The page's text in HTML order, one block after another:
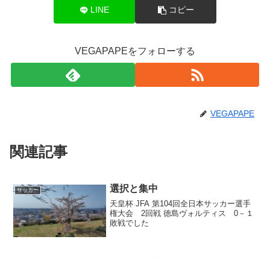
LINE コピー
VEGAPAPEをフォローする
VEGAPAPE
関連記事
サッカー 選択と集中
天皇杯 JFA 第104回全日本サッカー選手
権大会 2回戦 徳島ヴォルティス 0－１
敗戦でした